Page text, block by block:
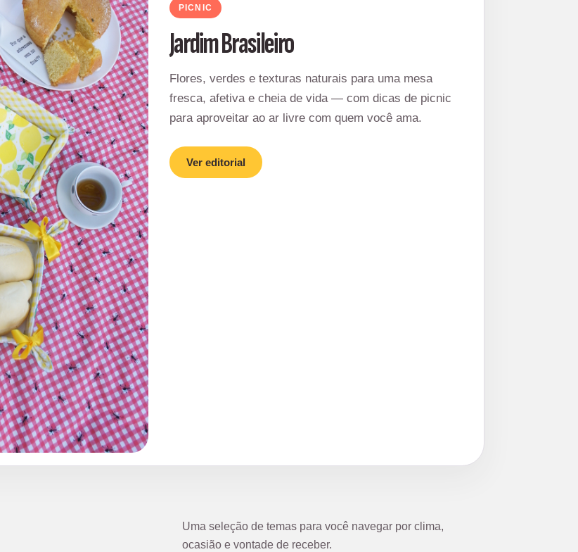
PICNIC
Jardim Brasileiro
Flores, verdes e texturas naturais para uma mesa
fresca, afetiva e cheia de vida — com dicas de picnic
para aproveitar ao ar livre com quem você ama.
Ver editorial
Uma seleção de temas para você navegar por clima,
ocasião e vontade de receber.